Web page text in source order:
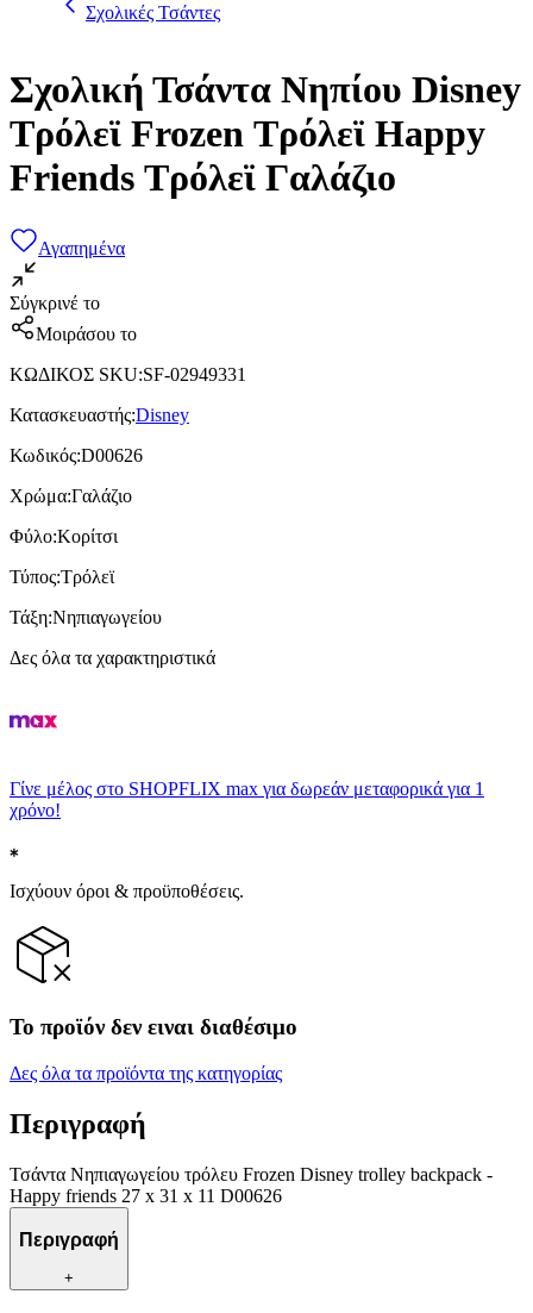
Σχολικές Τσάντες
Σχολική Τσάντα Νηπίου Disney
Τρόλεϊ Frozen Τρόλεϊ Happy
Friends Τρόλεϊ Γαλάζιο
Αγαπημένα
Σύγκρινέ το
Μοιράσου το
ΚΩΔΙΚΟΣ SKU:SF-02949331
Κατασκευαστής:Disney
Κωδικός:D00626
Χρώμα:Γαλάζιο
Φύλο:Κορίτσι
Τύπος:Τρόλεϊ
Τάξη:Νηπιαγωγείου
Δες όλα τα χαρακτηριστικά
Γίνε μέλος στο SHOPFLIX max για δωρεάν μεταφορικά για 1
χρόνο!
Ισχύουν όροι & προϋποθέσεις.
Το προϊόν δεν ειναι διαθέσιμο
Δες όλα τα προϊόντα της κατηγορίας
Περιγραφή
Τσάντα Νηπιαγωγείου τρόλευ Frozen Disney trolley backpack -
Happy friends 27 x 31 x 11 D00626
Περιγραφή
+